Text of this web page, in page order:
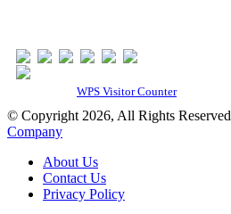
WPS Visitor Counter
© Copyright 2026, All Rights Reserved
Company
About Us
Contact Us
Privacy Policy